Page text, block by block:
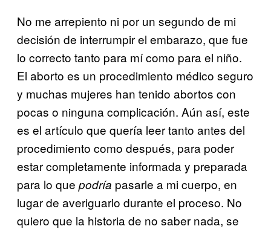
No me arrepiento ni por un segundo de mi
decisión de interrumpir el embarazo, que fue
lo correcto tanto para mí como para el niño.
El aborto es un procedimiento médico seguro
y muchas mujeres han tenido abortos con
pocas o ninguna complicación. Aún así, este
es el artículo que quería leer tanto antes del
procedimiento como después, para poder
estar completamente informada y preparada
para lo que podría pasarle a mi cuerpo, en
lugar de averiguarlo durante el proceso. No
quiero que la historia de no saber nada, se